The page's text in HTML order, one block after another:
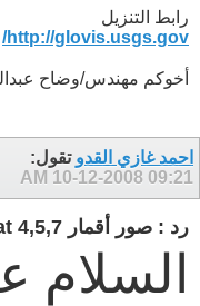
رابط التنزيل
http://glovis.usgs.gov/
أخوكم مهندس/وضاح
احمد غازي القدو تقول:
10-12-2008 09:21 AM
رد : صور أقمار Landsat 4,5,7 مجانا للتنزيل ولأي سنة
السلام